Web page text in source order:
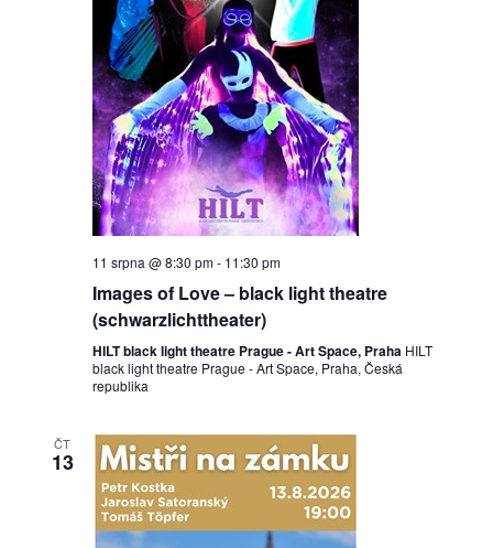
11 srpna @ 8:30 pm- 11:30 pm
Images of Love – black light theatre
(schwarzlichttheater)
HILT black light theatre Prague - Art Space, Praha HILT
black light theatre Prague - Art Space, Praha, Česká
republika
ČT
13